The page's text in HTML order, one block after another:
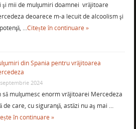
şi mii de mulţumiri doamnei vrăjitoare
deoarece m-a lecuit de alcoolism şi
…Citește în continuare »
din Spania pentru vrăjitoarea
2024
să mulţumesc enorm vrăjitoarei Mercedeza
de care, cu siguranţă, astăzi nu aş mai …
în continuare »